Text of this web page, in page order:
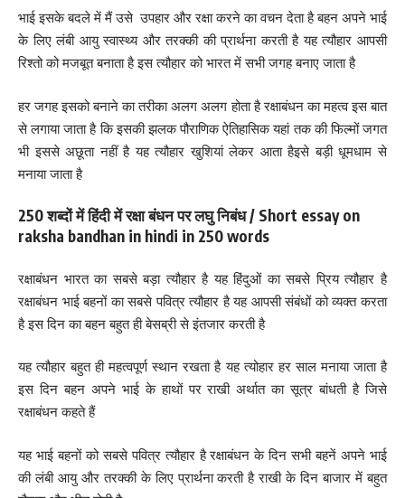
भाई इसके बदले में मैं उसे उपहार और रक्षा करने का वचन देता है बहन अपने भाई
के लिए लंबी आयु स्वास्थ्य और तरक्की की प्रार्थना करती है यह त्यौहार आपसी
रिश्तो को मजबूत बनाता है इस त्यौहार को भारत में सभी जगह बनाए जाता है
हर जगह इसको बनाने का तरीका अलग अलग होता है रक्षाबंधन का महत्व इस बात
से लगाया जाता है कि इसकी झलक पौराणिक ऐतिहासिक यहां तक की फिल्मों जगत
भी इससे अछूता नहीं है यह त्यौहार खुशियां लेकर आता हैइसे बड़ी धूमधाम से
मनाया जाता है
250 शब्दों में हिंदी में रक्षा बंधन पर लघु निबंध / Short essay on
raksha bandhan in hindi in 250 words
रक्षाबंधन भारत का सबसे बड़ा त्यौहार है यह हिंदुओं का सबसे प्रिय त्यौहार है
रक्षाबंधन भाई बहनों का सबसे पवित्र त्यौहार है यह आपसी संबंधों को व्यक्त करता
है इस दिन का बहन बहुत ही बेसब्री से इंतजार करती है
यह त्यौहार बहुत ही महत्वपूर्ण स्थान रखता है यह त्योहार हर साल मनाया जाता है
इस दिन बहन अपने भाई के हाथों पर राखी अर्थात का सूत्र बांधती है जिसे
रक्षाबंधन कहते हैं
यह भाई बहनों को सबसे पवित्र त्यौहार है रक्षाबंधन के दिन सभी बहनें अपने भाई
की लंबी आयु और तरक्की के लिए प्रार्थना करती है राखी के दिन बाजार में बहुत